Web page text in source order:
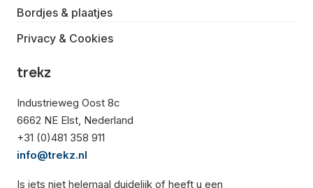
Bordjes & plaatjes
Privacy & Cookies
trekz
Industrieweg Oost 8c
6662 NE Elst, Nederland
+31 (0)481 358 911
info@trekz.nl
Is iets niet helemaal duidelijk of heeft u een